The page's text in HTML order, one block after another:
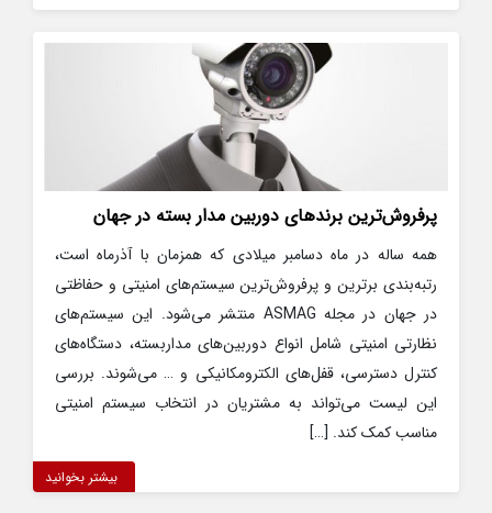
پرفروش‌ترین برندهای دوربین مدار بسته در جهان
همه ساله در ماه دسامبر میلادی که همزمان با آذرماه است،
رتبه‌بندی برترین و پرفروش‌ترین سیستم‌های امنیتی و حفاظتی
در جهان در مجله ASMAG منتشر می‌شود. این سیستم‌های
نظارتی امنیتی شامل انواع دوربین‌های مداربسته، دستگاه‌های
کنترل دسترسی، قفل‌های الکترومکانیکی و … می‌شوند. بررسی
این لیست می‌تواند به مشتریان در انتخاب سیستم امنیتی
مناسب کمک‌ کند. […]
بیشتر بخوانید